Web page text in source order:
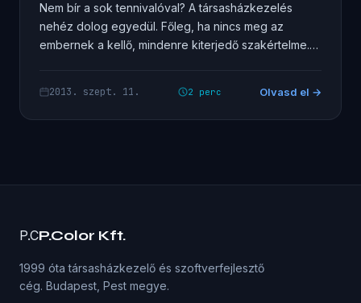
Nem bír a sok tennivalóval? A társasházkezelés
nehéz dolog egyedül. Főleg, ha nincs meg az
embernek a kellő, mindenre kiterjedő szakértelme.
2013. szept. 11. 2 perc Olvasd el →
P.CP.Color Kft.
1999 óta társasházkezelő és szoftverfejlesztő
cég. Budapest, Pest megye.